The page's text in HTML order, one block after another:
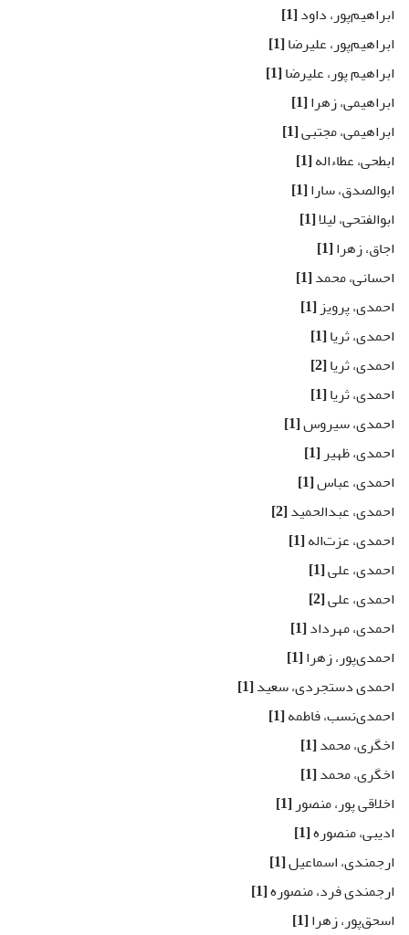
ابراهیم‌پور، داود[1]
ابراهیم‌پور، علیرضا[1]
ابراهیم پور، علیرضا[1]
ابراهیمی، زهرا[1]
ابراهیمی، مجتبی[1]
ابطحی، عطاءاله[1]
ابوالصدق، سارا[1]
ابوالفتحی، لیلا[1]
اجاق، زهرا[1]
احسانی، محمد[1]
احمدی، پرویز[1]
احمدی، ثریا[1]
احمدی، ثریا[2]
احمدی، ثریا[1]
احمدی، سیروس[1]
احمدی، ظهیر[1]
احمدی، عباس[1]
احمدی، عبدالحمید[2]
احمدی، عزت‌اله[1]
احمدی، علی[1]
احمدی، علی[2]
احمدی، مهرداد[1]
احمدی‌پور، زهرا[1]
احمدی دستجردی، سعید[1]
احمدی‌نسب، فاطمه[1]
اخگری، محمد[1]
اخگری، محمد[1]
اخلاقی پور، منصور[1]
ادیبی، منصوره[1]
ارجمندی، اسماعیل[1]
ارجمندی فرد، منصوره[1]
اسحق‌پور، زهرا[1]